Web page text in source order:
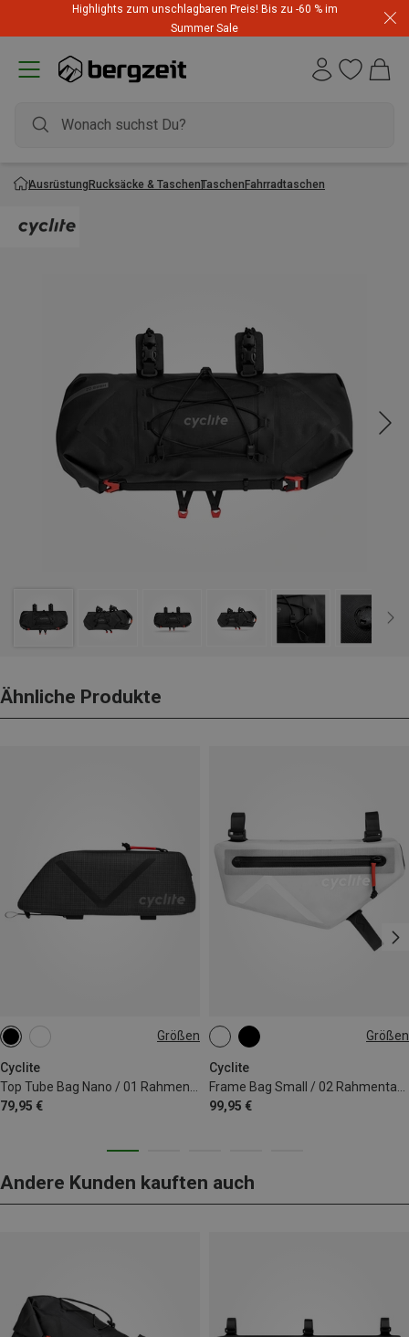
Highlights zum unschlagbaren Preis! Bis zu -60 % im
Summer Sale
AusrüstungRucksäcke & TaschenTaschenFahrradtaschen
Ähnliche Produkte
Größen
Cyclite
79,95 €
0.6L Größen
Cyclite
99,95 €
1,4L
Andere Kunden kauften auch